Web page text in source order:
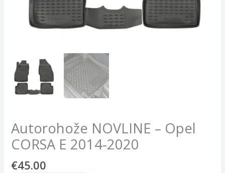
Autorohože NOVLINE – Opel
CORSA E 2014-2020
€45.00